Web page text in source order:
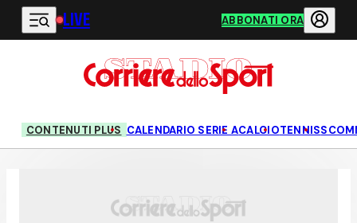
Vai al contenuto principale
LIVE ABBONATI ORA
CONTENUTI PLUS CALENDARIO SERIE ACALCIOTENNIS